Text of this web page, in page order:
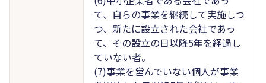
て、自らの事業を継続して実施しつ
つ、新たに設立された会社であっ
て、その設立の日以降5年を経過し
ていない者。
(7)事業を営んでいない個人が事業